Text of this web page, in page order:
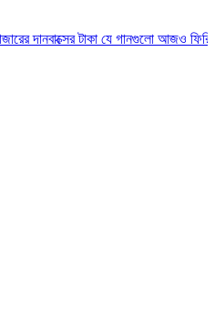
টাকাযে গানগুলো আজও ফিরিয়ে নেয়